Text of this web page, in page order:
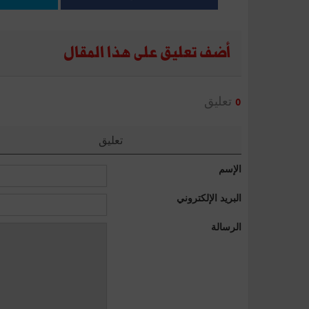
أضف تعليق على هذا المقال
0 تعليق
تعليق
الإسم
البريد الإلكتروني
الرسالة